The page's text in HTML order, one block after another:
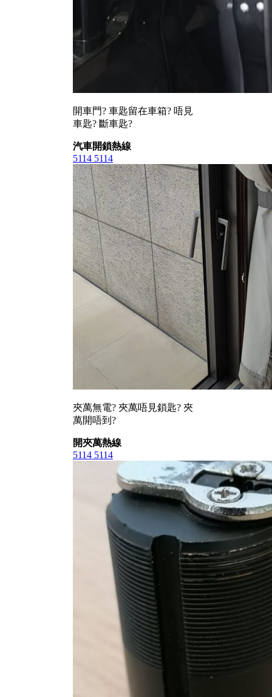
開車門? 車匙留在車箱? 唔見
車匙? 斷車匙?
汽車開鎖熱線
5114 5114
夾萬無電? 夾萬唔見鎖匙? 夾
萬開唔到?
開夾萬熱線
5114 5114